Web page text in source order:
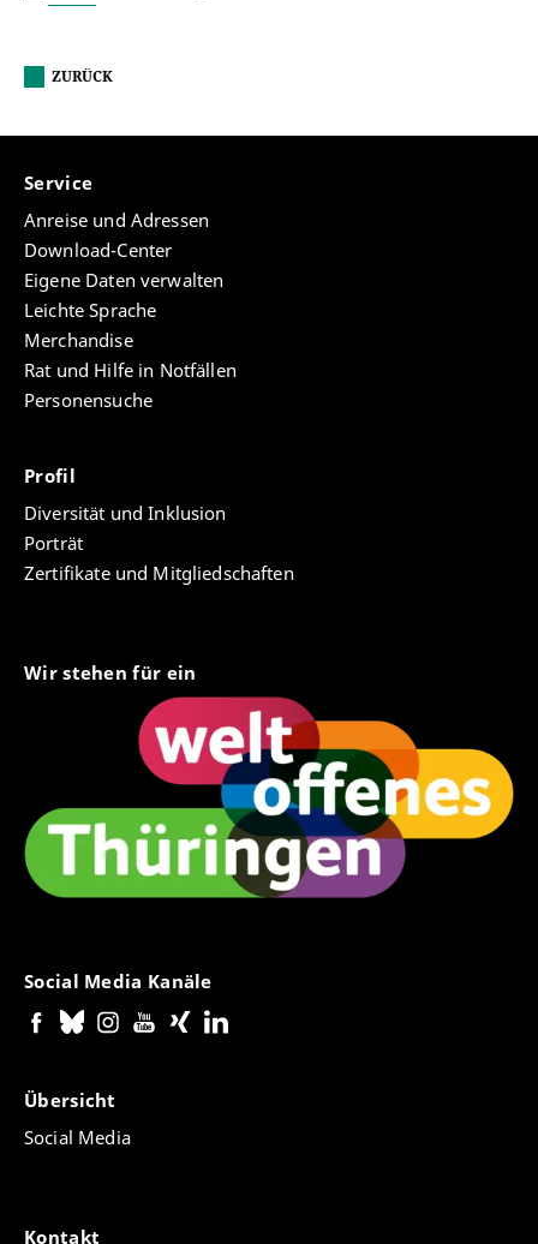
ZURÜCK
Service
Anreise und Adressen
Download-Center
Eigene Daten verwalten
Leichte Sprache
Merchandise
Rat und Hilfe in Notfällen
Personensuche
Profil
Diversität und Inklusion
Porträt
Zertifikate und Mitgliedschaften
Wir stehen für ein
Social Media Kanäle
Übersicht
Social Media
Kontakt